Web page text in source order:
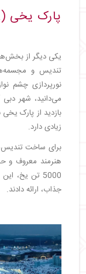
پارک یخی (Ice Park)
یکی دیگر از
تندیس و
نورپردازی چشم
می‌دانید، شهر
بازدید از پارک
زیادی دارد.
هنرمند معروف و
5000 تن یخ،
جذاب، ارائه دادند.